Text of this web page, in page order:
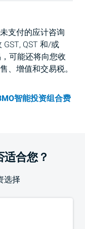
支付的应计咨询
GST, QST 和/或
可能还将向您收
、增值和交易税。
智能投资组合费
合您？
选择